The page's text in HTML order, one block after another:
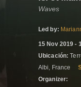
Waves
Led by:
15 Nov 2019 -
Ubicación:
Albi, France
Organizer: